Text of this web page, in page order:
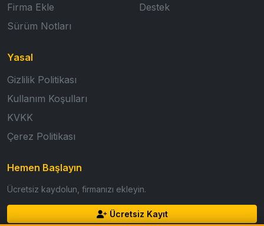
Firma Ekle
Sürüm Notları
Destek
Yasal
Gizlilik Politikası
Kullanım Koşulları
KVKK
Çerez Politikası
Hemen Başlayın
Ücretsiz kaydolun, firmanızı ekleyin.
Ücretsiz Kayıt